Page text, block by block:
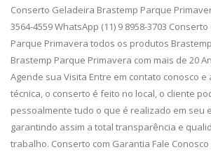
Conserto Geladeira Brastemp Parque
3564-4559 WhatsApp (11) 9 8958-3703
Parque Primavera todos os produtos
Brastemp Parque Primavera com mais de 20
Agende sua Visita Entre em contato conosco
técnica, o conserto é feito no local, o cliente
pessoalmente tudo o que é realizado em seu
garantindo assim a total transparência e
trabalho. Conserto com Garantia Fale